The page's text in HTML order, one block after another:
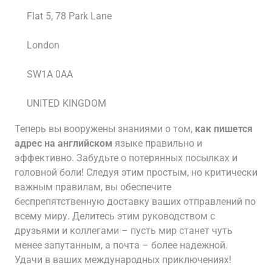
Flat 5, 78 Park Lane
London
SW1A 0AA
UNITED KINGDOM
Теперь вы вооружены знаниями о том, как пишется
адрес на английском языке правильно и
эффективно. Забудьте о потерянных посылках и
головной боли! Следуя этим простым, но критически
важным правилам, вы обеспечите
беспрепятственную доставку ваших отправлений по
всему миру. Делитесь этим руководством с
друзьями и коллегами – пусть мир станет чуть
менее запутанным, а почта – более надежной.
Удачи в ваших международных приключениях!